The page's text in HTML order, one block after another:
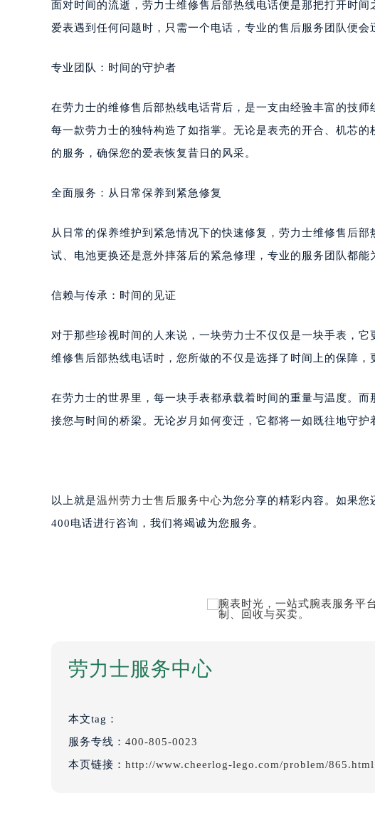
面对时间的流逝，劳力士维修售后部热线电话便是那把打开时
爱表遇到任何问题时，只需一个电话，专业的售后服务团队便
专业团队：时间的守护者
在劳力士的维修售后部热线电话背后，是一支由经验丰富的技
每一款劳力士的独特构造了如指掌。无论是表壳的开合、机芯
的服务，确保您的爱表恢复昔日的风采。
全面服务：从日常保养到紧急修复
从日常的保养维护到紧急情况下的快速修复，劳力士维修售后
试、电池更换还是意外摔落后的紧急修理，专业的服务团队都能
信赖与传承：时间的见证
对于那些珍视时间的人来说，一块劳力士不仅仅是一块手表，
维修售后部热线电话时，您所做的不仅是选择了时间上的保障，
在劳力士的世界里，每一块手表都承载着时间的重量与温度
接您与时间的桥梁。无论岁月如何变迁，它都将一如既往地守护
以上就是温州劳力士售后服务中心为您分享的精彩内容。如果
400电话进行咨询，我们将竭诚为您服务。
劳力士服务中心
本文tag：
服务专线： 400-805-0023
本页链接： http://www.cheerlog-lego.com/problem/865.html